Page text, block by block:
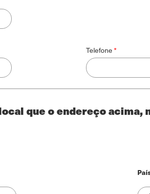
Telefone
que o endereço
País